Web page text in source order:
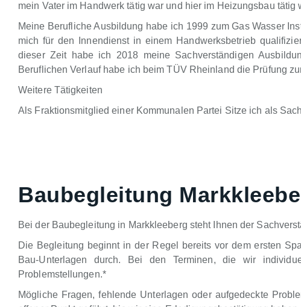
mein Vater im Handwerk tätig war und hier im Heizungsbau
Meine Berufliche Ausbildung habe ich 1999 zum Gas Wasser
mich für den Innendienst in einem Handwerksbetrieb
dieser Zeit habe ich 2018 meine Sachverständigen
Beruflichen Verlauf habe ich beim TÜV Rheinland die Prüfung
Weitere Tätigkeiten
Als Fraktionsmitglied einer Kommunalen Partei Sitze ich als
Baubegleitung
Bei der Baubegleitung in Markkleeberg steht Ihnen der
Die Begleitung beginnt in der Regel bereits vor dem ersten
Bau-Unterlagen durch. Bei den Terminen, die wir
Problemstellungen.*
Mögliche Fragen, fehlende Unterlagen oder aufgedeckte